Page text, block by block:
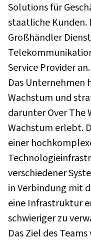
Solutions für
staatliche Kunden.
Großhändler
Service Provider an.
Das Unternehmen
Wachstum und
darunter Over The
Wachstum erlebt.
einer
verschiedener
in Verbindung mit
eine Infrastruktur
schwieriger zu
Das Ziel des